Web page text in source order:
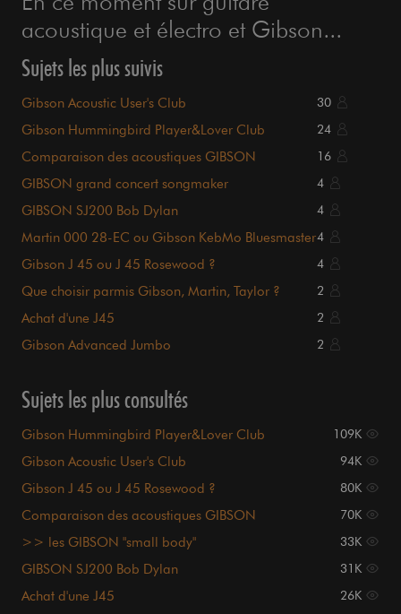
acoustique et électro et Gibson...
Sujets les plus suivis
Gibson Acoustic User's Club 30
Gibson Hummingbird Player&Lover Club 24
Comparaison des acoustiques GIBSON 16
GIBSON grand concert songmaker 4
GIBSON SJ200 Bob Dylan 4
Martin 000 28-EC ou Gibson KebMo Bluesmaster4
Gibson J 45 ou J 45 Rosewood ? 4
Que choisir parmis Gibson, Martin, Taylor ? 2
Achat d'une J45 2
Gibson Advanced Jumbo 2
Sujets les plus consultés
Gibson Hummingbird Player&Lover Club 109K
Gibson Acoustic User's Club 94K
Gibson J 45 ou J 45 Rosewood ? 80K
Comparaison des acoustiques GIBSON 70K
>> les GIBSON "small body" 33K
GIBSON SJ200 Bob Dylan 31K
Achat d'une J45 26K